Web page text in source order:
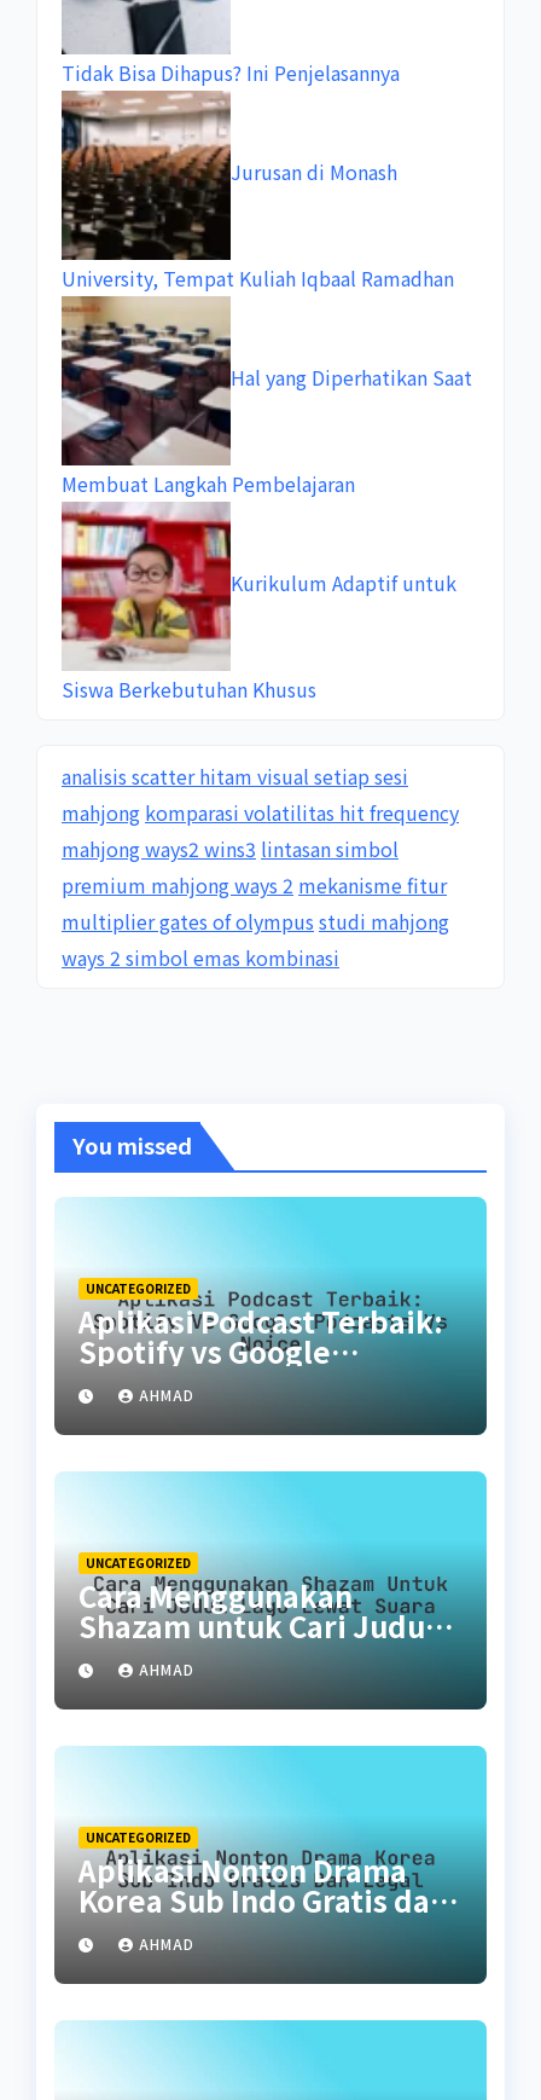
Tidak Bisa Dihapus? Ini Penjelasannya
Jurusan di Monash
University, Tempat Kuliah Iqbaal Ramadhan
Hal yang Diperhatikan Saat
Membuat Langkah Pembelajaran
Kurikulum Adaptif untuk
Siswa Berkebutuhan Khusus
analisis scatter hitam visual setiap sesi
mahjong komparasi volatilitas hit frequency
mahjong ways2 wins3 lintasan simbol
premium mahjong ways 2 mekanisme fitur
multiplier gates of olympus studi mahjong
ways 2 simbol emas kombinasi
You missed
UNCATEGORIZED
Aplikasi Podcast Terbaik:
Spotify vs Google
Podcasts vs Noice
AHMAD
UNCATEGORIZED
Cara Menggunakan
Shazam untuk Cari Judul
Lagu Lewat Suara
AHMAD
UNCATEGORIZED
Aplikasi Nonton Drama
Korea Sub Indo Gratis dan
LegalAHMAD